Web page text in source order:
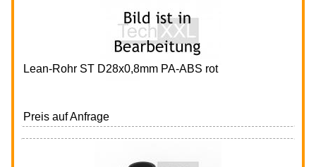
Lean-Rohr ST D28x0,8mm PA-ABS rot
Preis auf Anfrage